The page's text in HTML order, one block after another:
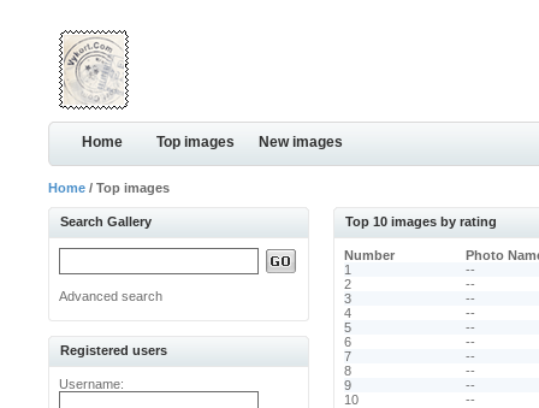
Home Top images New images
Home / Top images
Search Gallery
Advanced search
Registered users
Username:
Top 10 images by rating
Number Photo
1
--
2
--
3
--
4
--
5
--
6
--
7
--
8
--
9
--
10
--